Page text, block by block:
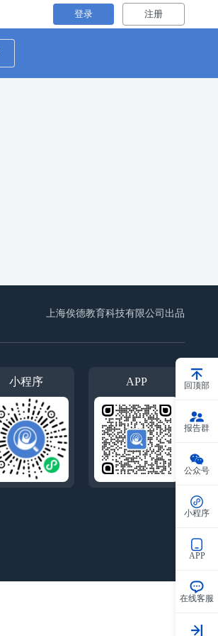
登录 注册
上海俟德教育科技有限公司出品
小程序 APP 回顶部
报告群
公众号
小程序
APP
在线客服